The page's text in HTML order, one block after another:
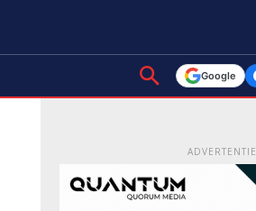
Google
ADVERTENTIE